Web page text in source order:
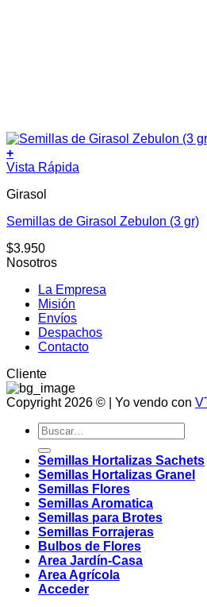
+
Vista Rápida
Girasol
Semillas de Girasol Zebulon (3 gr)
$3.950
Nosotros
La Empresa
Misión
Envíos
Despachos
Contacto
Cliente
Copyright 2026 © | Yo vendo con
Buscar
por:
Semillas Hortalizas Sachets
Semillas Hortalizas Granel
Semillas Flores
Semillas Aromatica
Semillas para Brotes
Semillas Forrajeras
Bulbos de Flores
Area Jardín-Casa
Area Agrícola
Acceder